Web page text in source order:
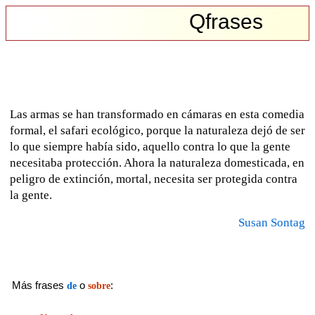
Qfrases
Las armas se han transformado en cámaras en esta comedia
formal, el safari ecológico, porque la naturaleza dejó de ser
lo que siempre había sido, aquello contra lo que la gente
necesitaba protección. Ahora la naturaleza domesticada, en
peligro de extinción, mortal, necesita ser protegida contra
la gente.
Susan Sontag
Más frases de o sobre: